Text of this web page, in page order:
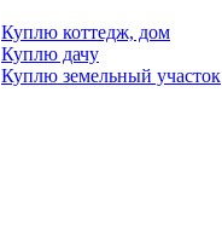
Куплю коттедж, дом
Куплю дачу
Куплю земельный участок